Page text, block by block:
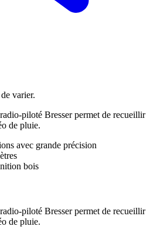
varier.
piloté Bresser permet de recueillir
de pluie.
avec grande précision
bois
piloté Bresser permet de recueillir
de pluie.